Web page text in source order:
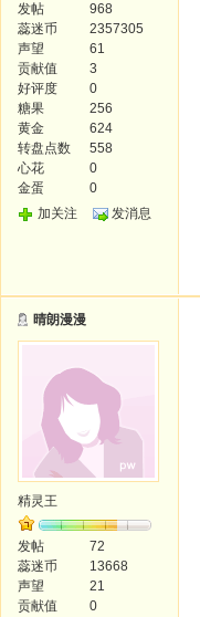
发帖
968
蕊迷币
2357305
声望
61
贡献值
3
好评度
0
糖果
256
黄金
624
转盘点数
558
心花
0
金蛋
0
加关注
发消息
晴朗漫漫
精灵王
发帖
72
蕊迷币
13668
声望
21
贡献值
0